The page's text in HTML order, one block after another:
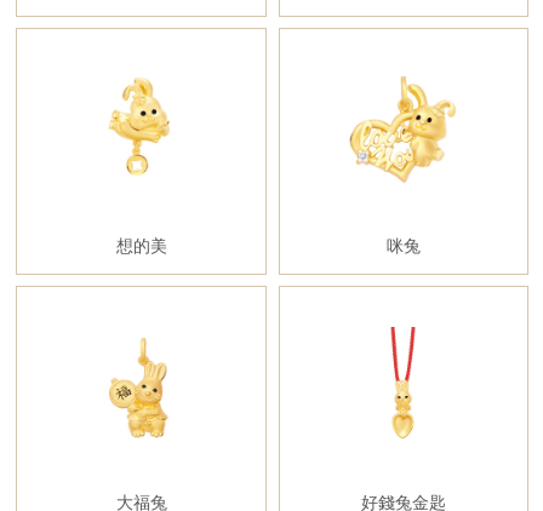
想的美 咪兔
大福兔 好錢兔金匙